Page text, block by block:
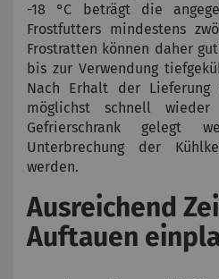
-18 °C beträgt die
Frostfutters mindestens
Frostratten können daher
bis zur Verwendung
Nach Erhalt der
möglichst schnell
Gefrierschrank gelegt
Unterbrechung der
werden.
Ausreichend
Auftauen